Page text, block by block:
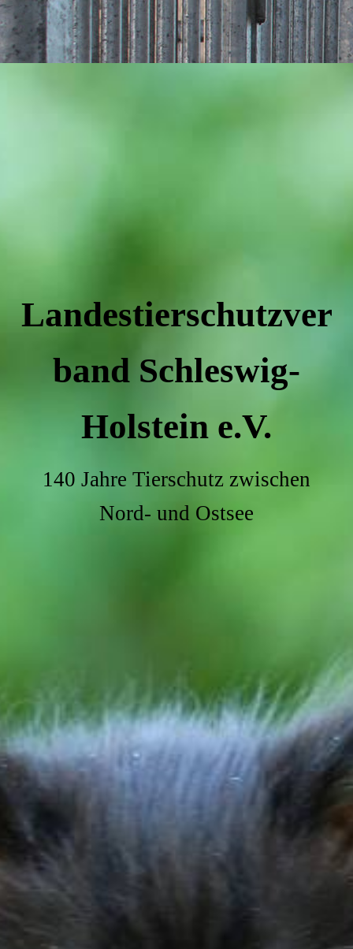
Landestierschutzver
band Schleswig-
Holstein e.V.
140 Jahre Tierschutz zwischen
Nord- und Ostsee